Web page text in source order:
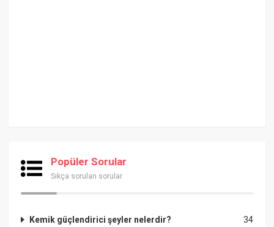
Popüler Sorular
Sıkça sorulan sorular
34
Kemik güçlendirici şeyler nelerdir?